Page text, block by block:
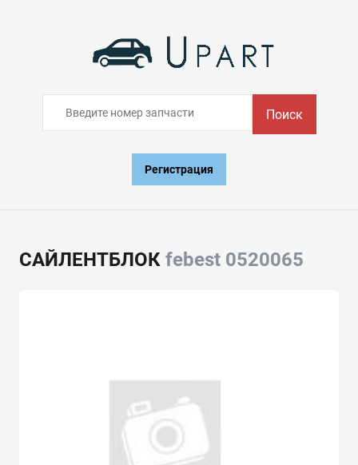
Поиск
Регистрация
САЙЛЕНТБЛОК febest 0520065